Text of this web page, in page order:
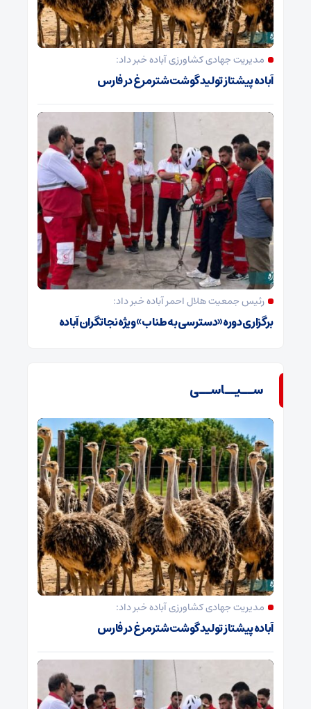
مدیریت جهادی کشاورزی آباده خبر داد:
آباده پیشتاز تولید گوشت شترمرغ در فارس
رئیس جمعیت هلال احمر آباده خبر داد:
برگزاری دوره «دسترسی به طناب» ویژه نجاتگران آباده
ســیــاســی
مدیریت جهادی کشاورزی آباده خبر داد:
آباده پیشتاز تولید گوشت شترمرغ در فارس